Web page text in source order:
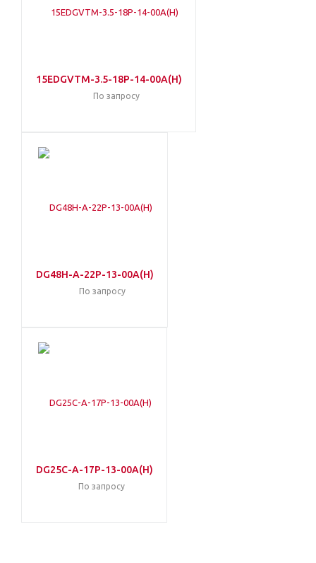
15EDGVTM-3.5-18P-14-00A(H)
По запросу
DG48H-A-22P-13-00A(H)
По запросу
DG25C-A-17P-13-00A(H)
По запросу